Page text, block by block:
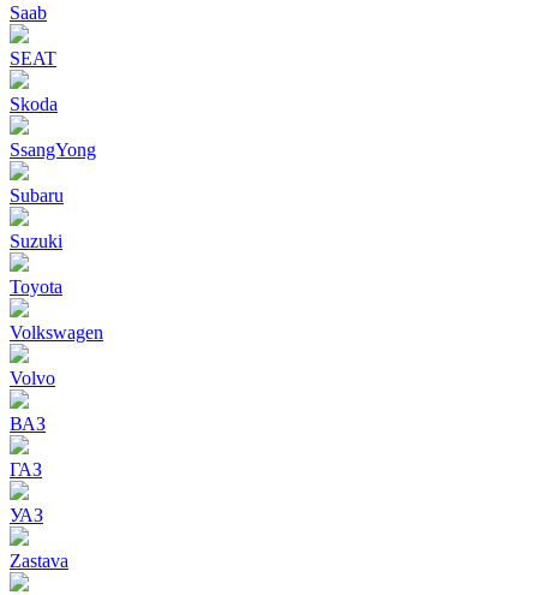
Saab
SEAT
Skoda
SsangYong
Subaru
Suzuki
Toyota
Volkswagen
Volvo
ВАЗ
ГАЗ
УАЗ
Zastava